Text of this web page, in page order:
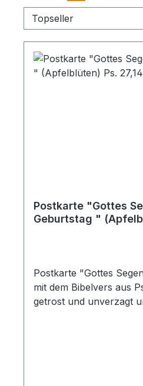
Postkarte "Gottes
Geburtstag "
Postkarte "Gottes
mit dem Bibelvers aus
getrost und unverzagt